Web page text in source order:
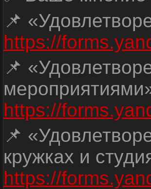
📌
https://
📌
https://
📌
кружках и
https://